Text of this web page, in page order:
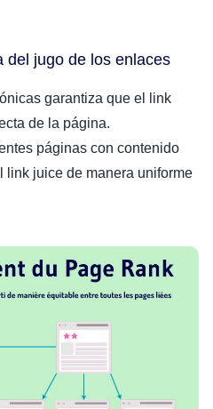
del jugo de los enlaces
garantiza que el link
de la página.
páginas con contenido
link juice de manera uniforme